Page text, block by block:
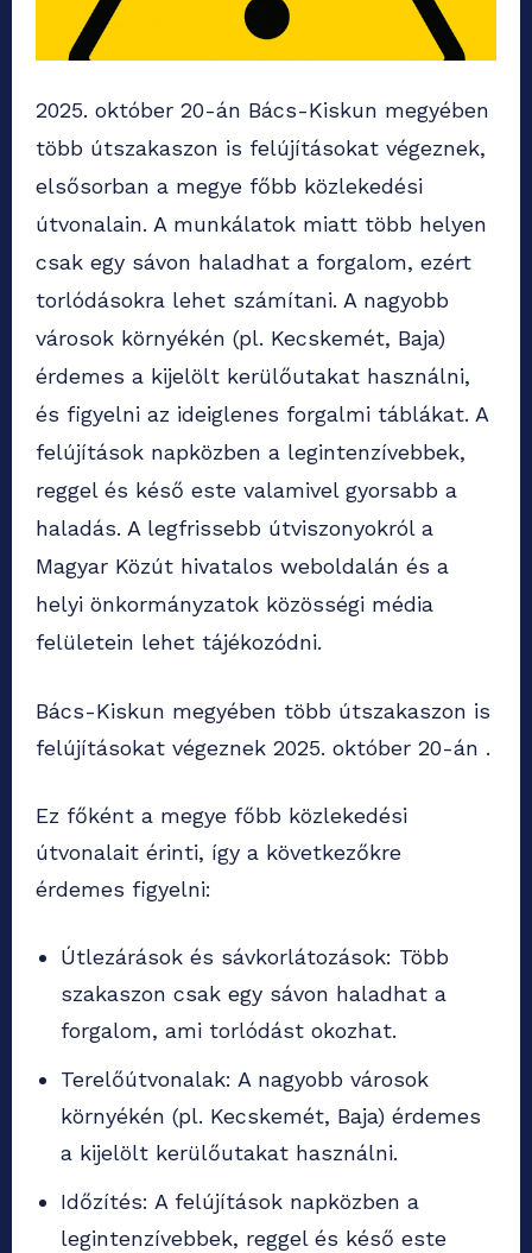
2025. október 20-án Bács-Kiskun megyében
több útszakaszon is felújításokat végeznek,
elsősorban a megye főbb közlekedési
útvonalain. A munkálatok miatt több helyen
csak egy sávon haladhat a forgalom, ezért
torlódásokra lehet számítani. A nagyobb
városok környékén (pl. Kecskemét, Baja)
érdemes a kijelölt kerülőutakat használni,
és figyelni az ideiglenes forgalmi táblákat. A
felújítások napközben a legintenzívebbek,
reggel és késő este valamivel gyorsabb a
haladás. A legfrissebb útviszonyokról a
Magyar Közút hivatalos weboldalán és a
helyi önkormányzatok közösségi média
felületein lehet tájékozódni.
Bács-Kiskun megyében több útszakaszon is
felújításokat végeznek 2025. október 20-án .
Ez főként a megye főbb közlekedési
útvonalait érinti, így a következőkre
érdemes figyelni:
Útlezárások és sávkorlátozások: Több
szakaszon csak egy sávon haladhat a
forgalom, ami torlódást okozhat.
Terelőútvonalak: A nagyobb városok
környékén (pl. Kecskemét, Baja) érdemes
a kijelölt kerülőutakat használni.
Időzítés: A felújítások napközben a
legintenzívebbek, reggel és késő este